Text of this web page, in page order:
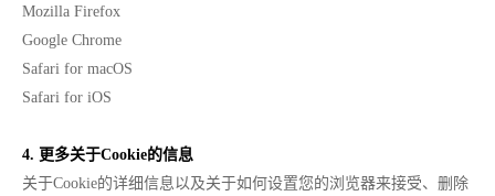
Mozilla Firefox
Google Chrome
Safari for macOS
Safari for iOS
4. 更多关于Cookie的信息
关于Cookie的详细信息以及关于如何设置您的浏览器来接受、删除